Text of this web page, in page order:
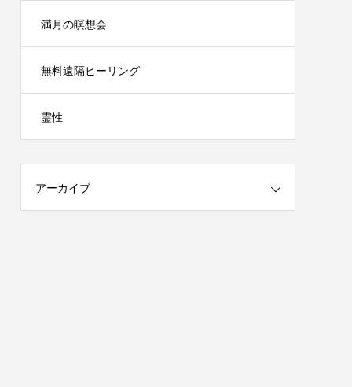
満月の瞑想会
無料遠隔ヒーリング
霊性
アーカイブ